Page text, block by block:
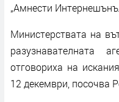
„Амнести
Министерствата на
отговориха на
12 декември, посочва